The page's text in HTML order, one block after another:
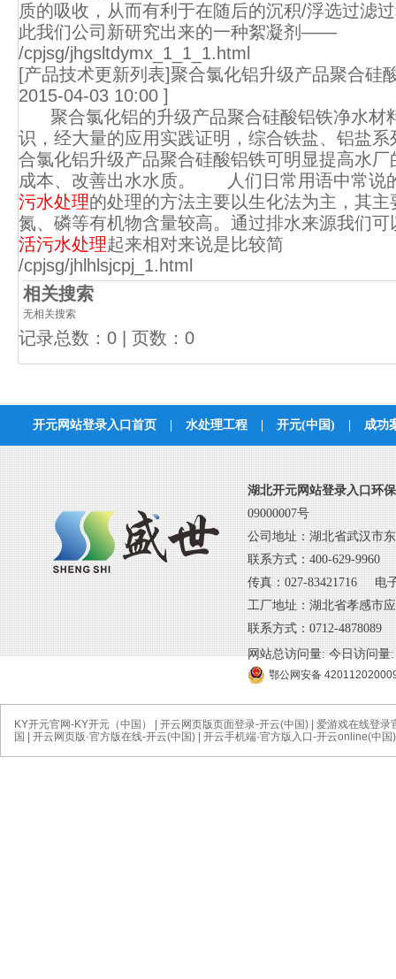
质的吸收，从而有利于在随后的沉积/浮选过滤
此我们公司新研究出来的一种絮凝剂——
/cpjsg/jhgsltdymx_1_1_1.html
[产品技术更新列表]聚合氯化铝升级产品聚合硅
2015-04-03 10:00 ]
聚合氯化铝的升级产品聚合硅酸铝铁净水材
识，经大量的应用实践证明，综合铁盐、铝盐
合氯化铝升级产品聚合硅酸铝铁可明显提高水
成本、改善出水水质。 人们日常用语中常说
污水处理的处理的方法主要以生化法为主，其
氮、磷等有机物含量较高。通过排水来源我们
活污水处理起来相对来说是比较简
/cpjsg/jhlhlsjcpj_1.html
相关搜索
无相关搜索
记录总数：0 | 页数：0
开元网站登录入口首页 水处理工程 开元(中国) 成功
联系开元网站登
湖北开元网站登录入口环
09000007号
公司地址：湖北省武汉市
联系方式：400-629-9960
传真：027-83421716 电子
工厂地址：湖北省孝感市
联系方式：0712-4878089
网站总访问量:今日访问量:
鄂公网安备
KY开元官网-KY开元（中国） 开云网页版页面登录-开云(中国)
爱游戏在线登录
国
开云网页版·官方版在线-开云(中国) 开云手机端·官方版入口-开云online(中国)